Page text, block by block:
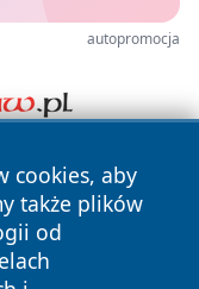
autopromocja
cookies, aby
także plików
od